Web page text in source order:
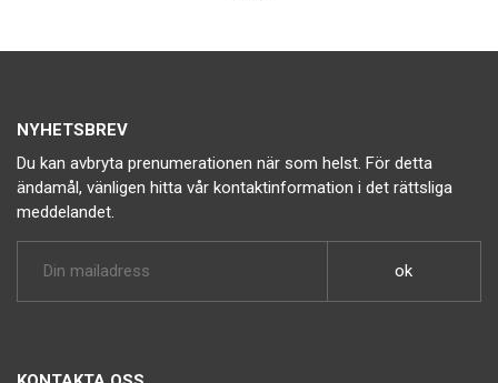
NYHETSBREV
Du kan avbryta prenumerationen när som helst. För detta
ändamål, vänligen hitta vår kontaktinformation i det rättsliga
meddelandet.